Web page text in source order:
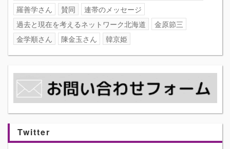
羅善学さん
賛同
連帯のメッセージ
過去と現在を考えるネットワーク北海道
金原節三
金学順さん
陳金玉さん 韓京姫
Twitter